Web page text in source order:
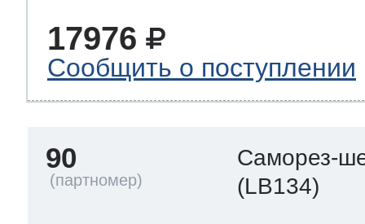
17976
Сообщить о поступлении
90
Саморез-
(LB134)